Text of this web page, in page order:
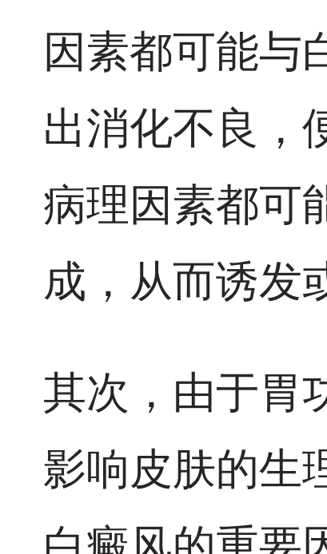
因素都可能与
出消化不良，
病理因素都可
成，从而诱发
其次，由于胃
影响皮肤的生